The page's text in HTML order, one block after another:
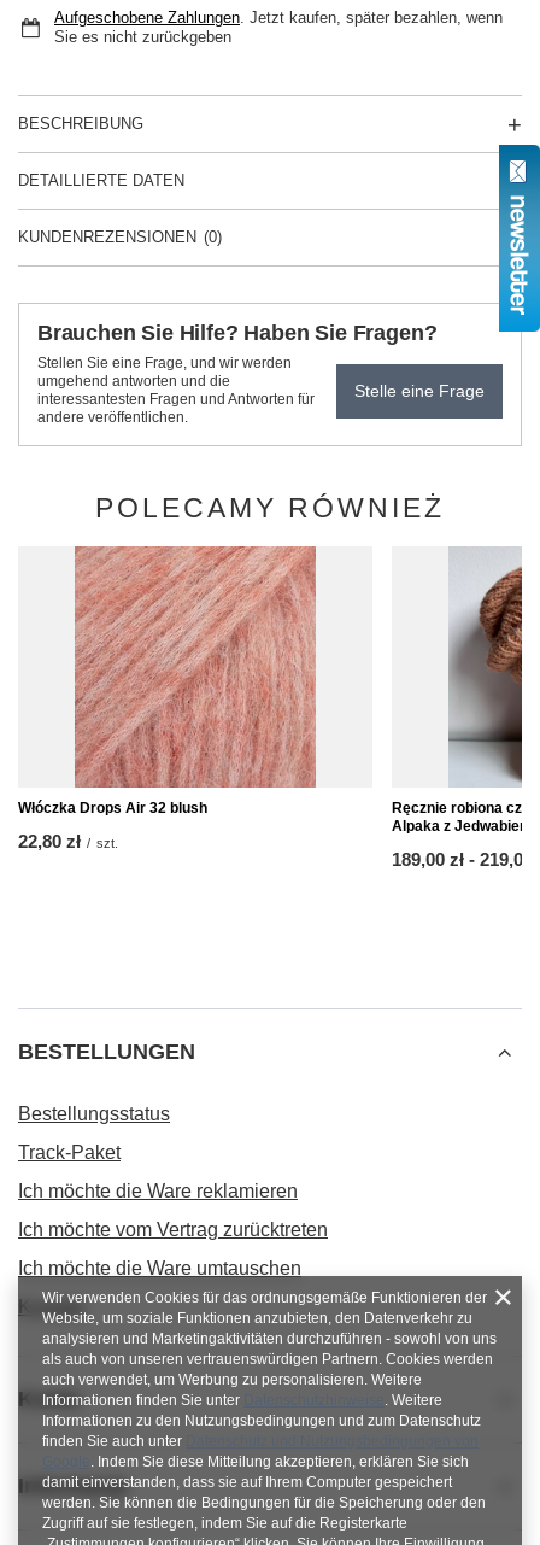
Aufgeschobene Zahlungen. Jetzt kaufen, später bezahlen, wenn
Sie es nicht zurückgeben
BESCHREIBUNG
DETAILLIERTE DATEN
KUNDENREZENSIONEN (0)
Brauchen Sie Hilfe? Haben Sie Fragen?
Stellen Sie eine Frage, und wir werden
umgehend antworten und die
interessantesten Fragen und Antworten für
andere veröffentlichen.
Stelle eine Frage
POLECAMY RÓWNIEŻ
Włóczka Drops Air 32 blush
22,80 zł / szt.
Ręcznie robiona
Alpaka z Jedwabiem
ab
189,00 zł - bis
219,00
BESTELLUNGEN
Bestellungsstatus
Track-Paket
Ich möchte die Ware reklamieren
Ich möchte vom Vertrag zurücktreten
Ich möchte die Ware umtauschen
Kontakt
Konto
Informacje
Wir verwenden Cookies für das ordnungsgemäße Funktionieren der
Website, um soziale Funktionen anzubieten, den Datenverkehr zu
analysieren und Marketingaktivitäten durchzuführen - sowohl von uns
als auch von unseren vertrauenswürdigen Partnern. Cookies werden
auch verwendet, um Werbung zu personalisieren. Weitere
Informationen finden Sie unter
. Weitere
Informationen zu den Nutzungsbedingungen und zum Datenschutz
finden Sie auch unter
. Indem Sie diese Mitteilung akzeptieren, erklären Sie sich
damit einverstanden, dass sie auf Ihrem Computer gespeichert
werden. Sie können die Bedingungen für die Speicherung oder den
Zugriff auf sie festlegen, indem Sie auf die Registerkarte